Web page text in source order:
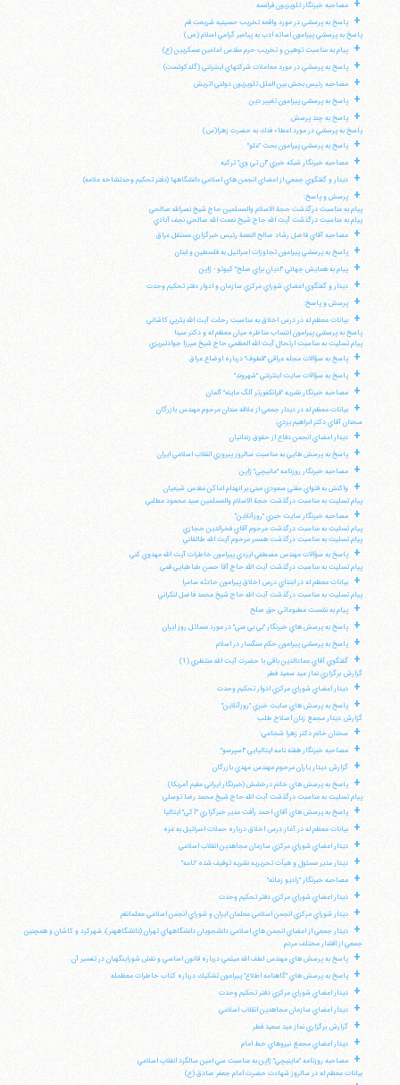
+ مصاحبه خبرنگار تلويزيون فرانسه
+
پاسخ به پرسشي در مورد واقعه تخريب حسينيه شريعت قم
پاسخ به پرسشي پيرامون اسائه ادب به پيامبر گرامي اسلام (ص)
+ پيام به مناسبت توهين و تخريب حرم مقدس امامين عسكريين (ع)
+ پاسخ به پرسشي در مورد معاملات شركتهاي اينترنتي (گلدكوئست)
+ مصاحبه رئيس بخش بين الملل تلويزيون دولتي اتريش
+ پاسخ به پرسشي پيرامون تغيير دين
+
پاسخ به چند پرسش
پاسخ به پرسشي در مورد اعطاء فدك به حضرت زهرا(س)
+ پاسخ به پرسشي پيرامون بحث "غلو"
+ مصاحبه خبرنگار شبكه خبري "ان تي وي" تركيه
+ ديدار و گفتگوي جمعي از اعضاي انجمن هاي اسلامي دانشگاهها (دفتر تحكيم وحدتشاخه علامه)
+
پرسش و پاسخ:
پيام به مناسبت درگذشت حجة الاسلام والمسلمين حاج شيخ نصرالله صالحي
پيام به مناسبت درگذشت آيت الله حاج شيخ نعمت الله صالحي نجف آبادي
+ مصاحبه آقاي فاضل رشاد صالح النعمة رئيس خبرگزاري مستقل عراق
+ پاسخ به پرسشي پيرامون تجاوزات اسرائيل به فلسطين و لبنان
+ پيام به همايش جهاني "اديان براي صلح" كيوتو - ژاپن
+ ديدار و گفتگوي اعضاي شوراي مركزي سازمان و ادوار دفتر تحكيم وحدت
+ پرسش و پاسخ:
+
بيانات معظم له در درس اخلاق به مناسبت رحلت آيت الله يثربي كاشاني
پاسخ به پرسشي پيرامون انتساب مناظره ميان معظم له و دكتر سينا
پيام تسليت به مناسبت ارتحال آيت الله العظمي حاج شيخ ميرزا جوادتبريزي
+ پاسخ به سؤالات مجله عراقي "قطوف" درباره اوضاع عراق
+ پاسخ به سؤالات سايت اينترنتي "شهروند"
+ مصاحبه خبرنگار نشريه "فرانكفورتر آلگ ماينه" آلمان
+
بيانات معظم له در ديدار جمعي از علاقه مندان مرحوم مهندس بازرگان
سخنان آقاي دكتر ابراهيم يزدي:
+ ديدار اعضاي انجمن دفاع از حقوق زندانيان
+ پاسخ به پرسش هايي به مناسبت سالروز پيروزي انقلاب اسلامي ايران
+ مصاحبه خبرنگار روزنامه "مانيچي" ژاپن
+
واكنش به فتواي مفتي سعودي مبني بر انهدام اماكن مقدس شيعيان
پيام تسليت به مناسبت درگذشت حجة الاسلام والمسلمين سيد محمود مطلبي
+
مصاحبه خبرنگار سايت خبري "روزآنلاين"
پيام تسليت به مناسبت درگذشت مرحوم آقاي فخرالدين حجازي
پيام تسليت به مناسبت درگذشت همسر مرحوم آيت الله طالقاني
+
پاسخ به سؤالات مهندس مصطفي ايزدي پيرامون خاطرات آيت الله مهدوي كني
پيام تسليت به مناسبت درگذشت آيت الله حاج آقا حسن طباطبايي قمي
+
بيانات معظم له در ابتداي درس اخلاق پيرامون حادثه سامرا
پيام تسليت به مناسبت درگذشت آيت الله حاج شيخ محمد فاضل لنكراني
+ پيام به نشست مطبوعاتي حق صلح
+ پاسخ به پرسش هاي خبرنگار "بي بي سي" در مورد مسائل روز ايران
+ پاسخ به پرسشي پيرامون حكم سنگسار در اسلام
+
گفتگوي آقاي عمادالدين باقي با حضرت آيت الله منتظري (1)
گزارش برگزاري نماز عيد سعيد فطر
+ ديدار اعضاي شوراي مركزي ادوار تحكيم وحدت
+
پاسخ به پرسش هاي سايت خبري "روزآنلاين"
گزارش ديدار مجمع زنان اصلاح طلب
+ سخنان خانم دكتر زهرا شجاعي:
+ مصاحبه خبرنگار هفته نامه ايتاليايي "اسپرسو"
+ گزارش ديدار ياران مرحوم مهندس مهدي بازرگان
+
پاسخ به پرسش هاي خانم درخشش (خبرنگار ايراني مقيم آمريكا)
پيام تسليت به مناسبت درگذشت آيت الله حاج شيخ محمد رضا توسلي
+ پاسخ به پرسش هاي آقاي احمد رأفت مدير خبرگزاري "آكي" ايتاليا
+ بيانات معظم له در آغاز درس اخلاق درباره حملات اسرائيل به غزه
+ ديدار اعضاي شوراي مركزي سازمان مجاهدين انقلاب اسلامي
+ ديدار مدير مسئول و هيأت تحريريه نشريه توقيف شده "نامه"
+ مصاحبه خبرنگار "راديو زمانه"
+ ديدار اعضاي شوراي مركزي دفتر تحكيم وحدت
+ ديدار شوراي مركزي انجمن اسلامي معلمان ايران و شوراي انجمن اسلامي معلمانقم
+
ديدار جمعي از اعضاي انجمن هاي اسلامي دانشجويان دانشگاههاي تهران (دانشگاههنر)، شهركرد و كاشان و همچنين
جمعي از اقشار مختلف مردم
+ پاسخ به پرسش هاي مهندس لطف الله ميثمي درباره قانون اساسي و نقش شوراينگهبان در تفسير آن
+ پاسخ به پرسش هاي "گاهنامه اطلاع" پيرامون تشكيك درباره كتاب خاطرات معظمله
+ ديدار اعضاي شوراي مركزي دفتر تحكيم وحدت
+ ديدار اعضاي سازمان مجاهدين انقلاب اسلامي
+ گزارش برگزاري نماز عيد سعيد فطر
+ ديدار اعضاي مجمع نيروهاي خط امام
+
مصاحبه روزنامه "ماينيچي" ژاپن به مناسبت سي امين سالگرد انقلاب اسلامي
بيانات معظم له در سالروز شهادت حضرت امام جعفر صادق (ع)